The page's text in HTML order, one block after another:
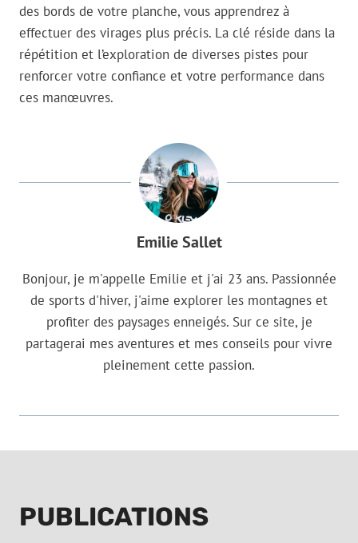
des bords de votre planche, vous apprendrez à
effectuer des virages plus précis. La clé réside dans la
répétition et l’exploration de diverses pistes pour
renforcer votre confiance et votre performance dans
ces manœuvres.
Emilie Sallet
Bonjour, je m'appelle Emilie et j'ai 23 ans. Passionnée
de sports d'hiver, j'aime explorer les montagnes et
profiter des paysages enneigés. Sur ce site, je
partagerai mes aventures et mes conseils pour vivre
pleinement cette passion.
PUBLICATIONS